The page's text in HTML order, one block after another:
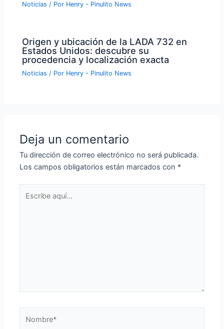
Noticias / Por Henry - Pinulito News
Origen y ubicación de la LADA 732 en
Estados Unidos: descubre su
procedencia y localización exacta
Noticias / Por Henry - Pinulito News
Deja un comentario
Tu dirección de correo electrónico no será publicada.
Los campos obligatorios están marcados con *
aquí...